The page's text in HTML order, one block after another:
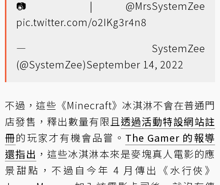
📷 | @MrsSystemZee
pic.twitter.com/o2IKg3r4n8
— SystemZee
(@SystemZee)September 14, 2022
不過，這些《Minecraft》冰淇淋不會在普通門
店發售，釋出數量有限且透過活動特設網站註
冊的玩家才有機會品嘗。 The Gamer 的報導
還指出 ，這些冰淇淋本來是麥塊真人電影的應
景甜點，不過自今年 4 月傳出《水行俠》